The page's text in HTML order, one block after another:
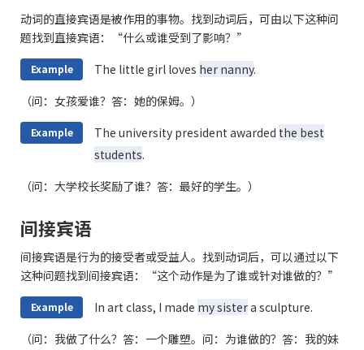
动词的直接宾语是被作用的事物。找到动词后，可由以下这种问
题找到直接宾语：“什么或谁受到了影响？”
Example The little girl loves her nanny.
（问：女孩爱谁？答：她的保姆。）
Example The university president awarded the best
students.
（问：大学校长奖励了谁？答：最好的学生。）
间接宾语
间接宾语是行为的接受者或受益人。找到动词后，可以通过以下
这种问题找到间接宾语：“这个动作是为了谁或针对谁做的？”
Example In art class, I made my sistera sculpture.
（问：我做了什么？答：一个雕塑。问：为谁做的？答：我的妹